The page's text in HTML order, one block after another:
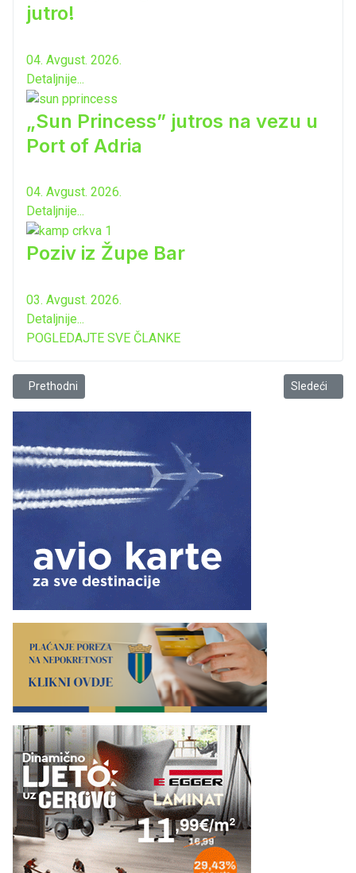
jutro!
04. Avgust. 2026.
Detaljnije...
„Sun Princess” jutros na vezu u
Port of Adria
04. Avgust. 2026.
Detaljnije...
Poziv iz Župe Bar
03. Avgust. 2026.
Detaljnije...
POGLEDAJTE SVE ČLANKE
Prethodni članak: Rokovi legalizacije
Prethodni Sledeći
Sledeći